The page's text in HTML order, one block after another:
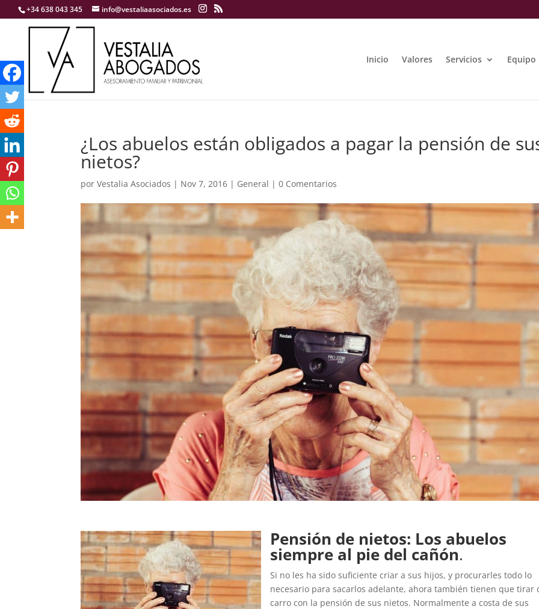
+34 638 043 345 info@vestaliaasociados.es
Inicio Valores Servicios Equipo
¿Los abuelos están obligados a pagar la pensión de
nietos?
porVestalia Asociados | Nov 7, 2016 | General |0 Comentarios
Pensión de nietos: Los abuelos
siempre al pie del cañón.
Si no les ha sido suficiente criar a sus hijos, y procurarles todo lo
necesario para sacarlos adelante, ahora también tienen que tirar
carro con la pensión de sus nietos. Normalmente a costa de sus